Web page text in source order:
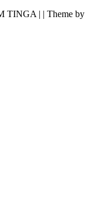
TINGA | | Theme by